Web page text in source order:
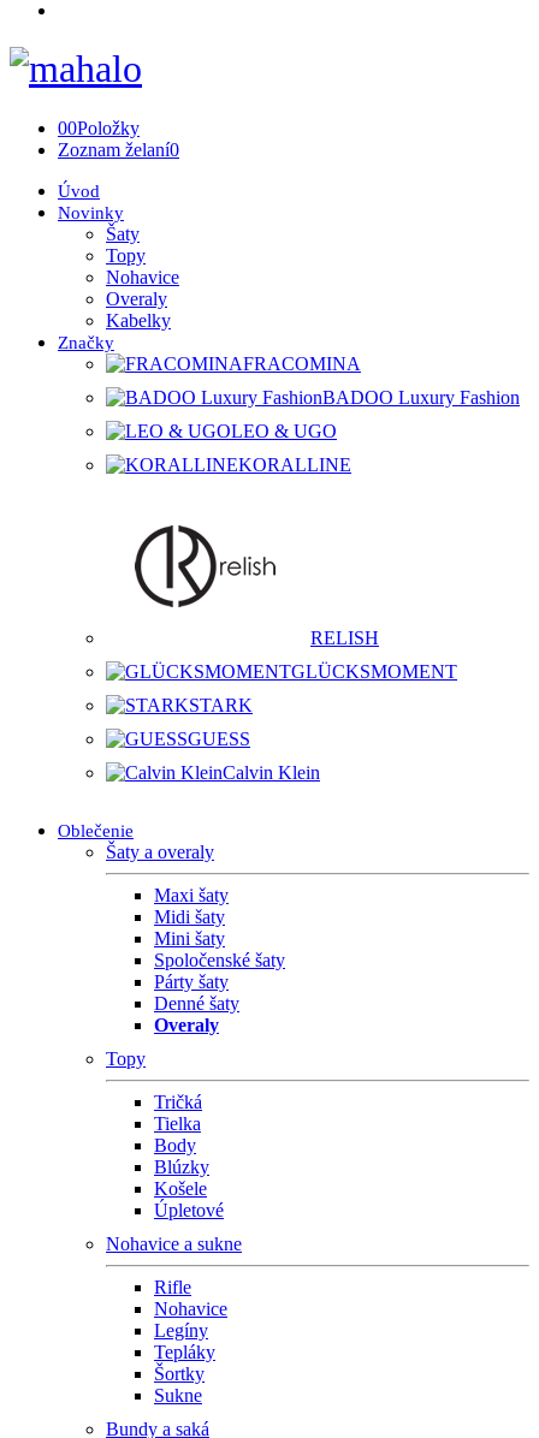
00Položky
Zoznam želaní0
Úvod
Novinky
Šaty
Topy
Nohavice
Overaly
Kabelky
Značky
FRACOMINA
BADOO Luxury Fashion
LEO & UGO
KORALLINE
RELISH
GLÜCKSMOMENT
STARK
GUESS
Calvin Klein
Oblečenie
Šaty a overaly
Maxi šaty
Midi šaty
Mini šaty
Spoločenské šaty
Párty šaty
Denné šaty
Overaly
Topy
Tričká
Tielka
Body
Blúzky
Košele
Úpletové
Nohavice a sukne
Rifle
Nohavice
Legíny
Tepláky
Šortky
Sukne
Bundy a saká